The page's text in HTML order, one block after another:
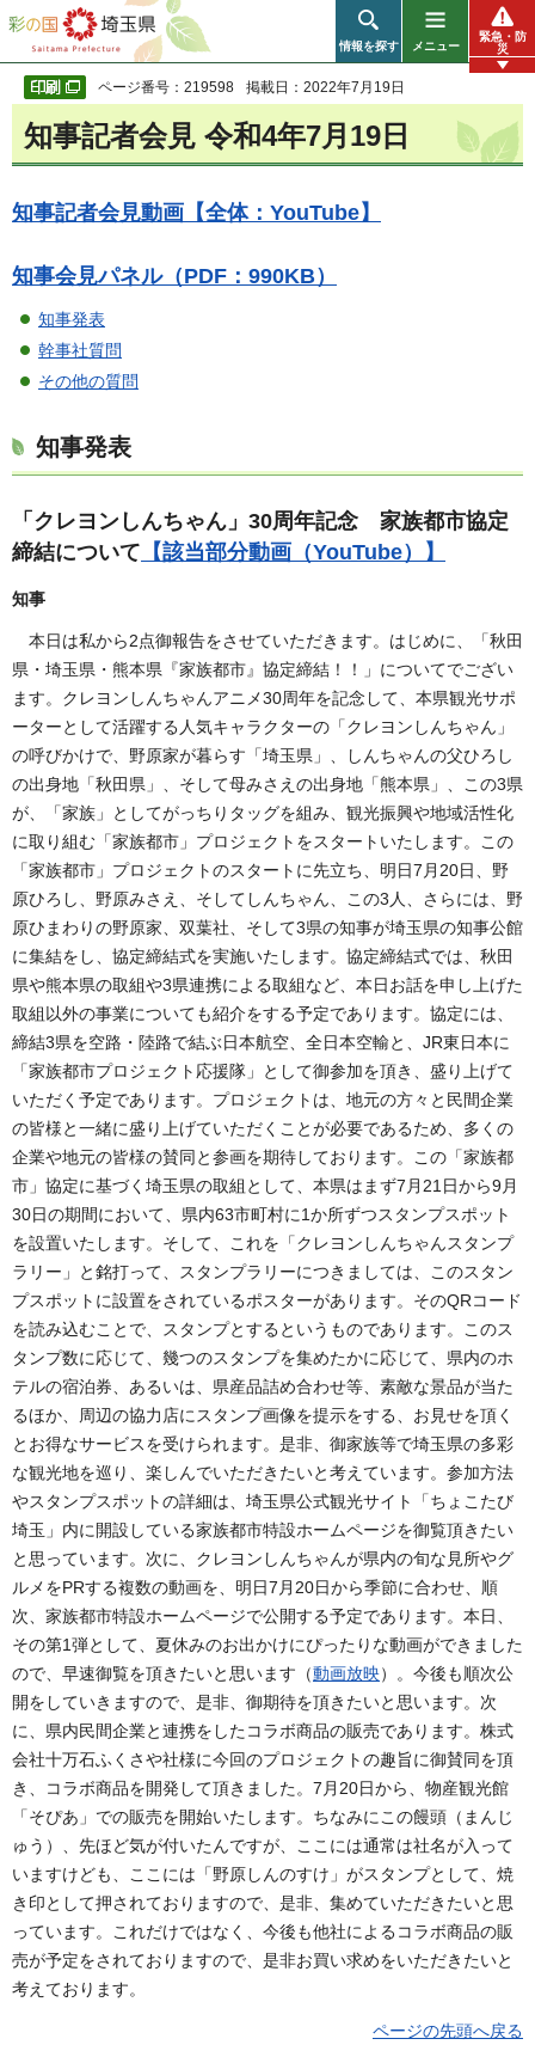
彩の国 埼玉県
情報を探す メニュー
緊急・防
災
ページ番号：219598 掲載日：2022年7月19日
知事記者会見 令和4年7月19日
知事記者会見動画【全体：YouTube】
知事会見パネル（PDF：990KB）
知事発表
幹事社質問
その他の質問
知事発表
「クレヨンしんちゃん」30周年記念 家族都市協定
締結について 【該当部分動画（YouTube）】
知事
本日は私から2点御報告をさせていただきます。はじめに、「秋田
県・埼玉県・熊本県『家族都市』協定締結！！」についてでござい
ます。クレヨンしんちゃんアニメ30周年を記念して、本県観光サポ
ーターとして活躍する人気キャラクターの「クレヨンしんちゃん」
の呼びかけで、野原家が暮らす「埼玉県」、しんちゃんの父ひろし
の出身地「秋田県」、そして母みさえの出身地「熊本県」、この3県
が、「家族」としてがっちりタッグを組み、観光振興や地域活性化
に取り組む「家族都市」プロジェクトをスタートいたします。この
「家族都市」プロジェクトのスタートに先立ち、明日7月20日、野
原ひろし、野原みさえ、そしてしんちゃん、この3人、さらには、野
原ひまわりの野原家、双葉社、そして3県の知事が埼玉県の知事公館
に集結をし、協定締結式を実施いたします。協定締結式では、秋田
県や熊本県の取組や3県連携による取組など、本日お話を申し上げた
取組以外の事業についても紹介をする予定であります。協定には、
締結3県を空路・陸路で結ぶ日本航空、全日本空輸と、JR東日本に
「家族都市プロジェクト応援隊」として御参加を頂き、盛り上げて
いただく予定であります。プロジェクトは、地元の方々と民間企業
の皆様と一緒に盛り上げていただくことが必要であるため、多くの
企業や地元の皆様の賛同と参画を期待しております。この「家族都
市」協定に基づく埼玉県の取組として、本県はまず7月21日から9月
30日の期間において、県内63市町村に1か所ずつスタンプスポット
を設置いたします。そして、これを「クレヨンしんちゃんスタンプ
ラリー」と銘打って、スタンプラリーにつきましては、このスタン
プスポットに設置をされているポスターがあります。そのQRコード
を読み込むことで、スタンプとするというものであります。このス
タンプ数に応じて、幾つのスタンプを集めたかに応じて、県内のホ
テルの宿泊券、あるいは、県産品詰め合わせ等、素敵な景品が当た
るほか、周辺の協力店にスタンプ画像を提示をする、お見せを頂く
とお得なサービスを受けられます。是非、御家族等で埼玉県の多彩
な観光地を巡り、楽しんでいただきたいと考えています。参加方法
やスタンプスポットの詳細は、埼玉県公式観光サイト「ちょこたび
埼玉」内に開設している家族都市特設ホームページを御覧頂きたい
と思っています。次に、クレヨンしんちゃんが県内の旬な見所やグ
ルメをPRする複数の動画を、明日7月20日から季節に合わせ、順
次、家族都市特設ホームページで公開する予定であります。本日、
その第1弾として、夏休みのお出かけにぴったりな動画ができました
ので、早速御覧を頂きたいと思います（動画放映）。今後も順次公
開をしていきますので、是非、御期待を頂きたいと思います。次
に、県内民間企業と連携をしたコラボ商品の販売であります。株式
会社十万石ふくさや社様に今回のプロジェクトの趣旨に御賛同を頂
き、コラボ商品を開発して頂きました。7月20日から、物産観光館
「そぴあ」での販売を開始いたします。ちなみにこの饅頭（まんじ
ゅう）、先ほど気が付いたんですが、ここには通常は社名が入って
いますけども、ここには「野原しんのすけ」がスタンプとして、焼
き印として押されておりますので、是非、集めていただきたいと思
っています。これだけではなく、今後も他社によるコラボ商品の販
売が予定をされておりますので、是非お買い求めをいただきたいと
考えております。
ページの先頭へ戻る